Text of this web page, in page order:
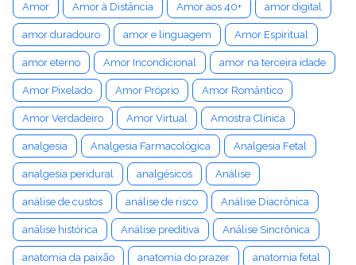
Amor Amor à Distância Amor aos 40+ amor digital
amor duradouro amor e linguagem Amor Espiritual
amor eterno Amor Incondicional amor na terceira idade
Amor Pixelado Amor Próprio Amor Romântico
Amor Verdadeiro Amor Virtual Amostra Clínica
analgesia Analgesia Farmacológica Analgesia Fetal
analgesia peridural analgésicos Análise
análise de custos análise de risco Análise Diacrônica
análise histórica Análise preditiva Análise Sincrônica
anatomia da paixão anatomia do prazer anatomia fetal